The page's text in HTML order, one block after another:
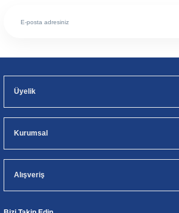
Üyelik
Kurumsal
Alışveriş